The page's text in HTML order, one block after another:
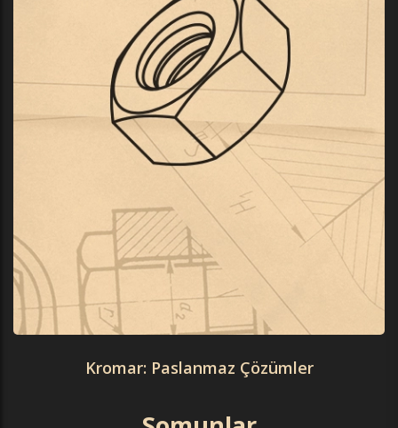
Kromar: Paslanmaz Çözümler